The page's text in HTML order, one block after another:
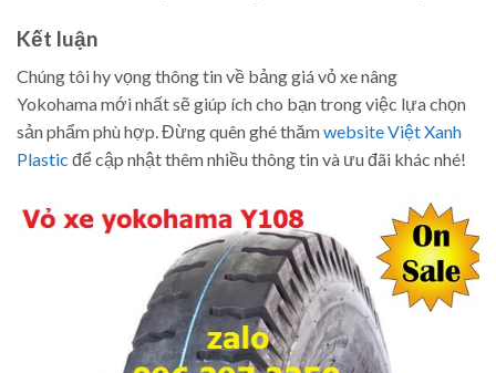
Kết luận
Chúng tôi hy vọng thông tin về bảng giá vỏ xe nâng
Yokohama mới nhất sẽ giúp ích cho bạn trong việc lựa chọn
sản phẩm phù hợp. Đừng quên ghé thămwebsite Việt Xanh
Plastic để cập nhật thêm nhiều thông tin và ưu đãi khác nhé!